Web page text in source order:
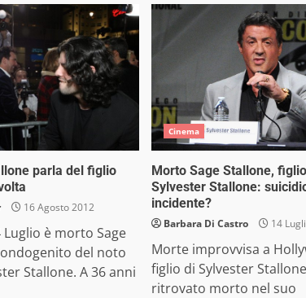
parla del figlio
16 Agosto 2012
Luglio è morto Sage
del noto
Stallone. A 36 anni
Cinema
Morto Sage Stallone,
Sylvester Stallone:
incidente?
Barbara Di Castro 14
Morte improvvisa a
figlio di Sylvester
ritrovato morto nel suo